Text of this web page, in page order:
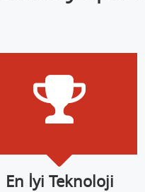
En İyi Teknoloji